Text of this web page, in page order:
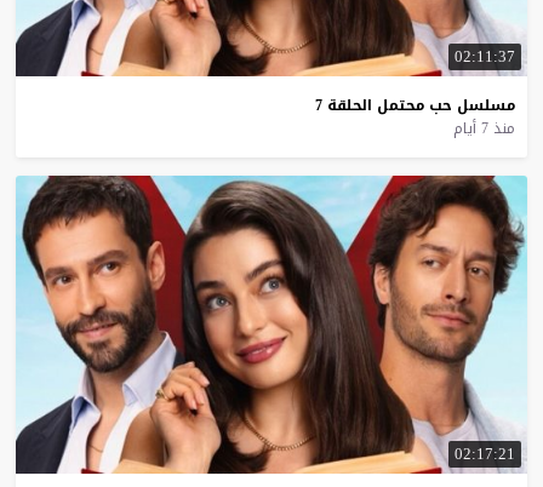
02:11:37
مسلسل حب محتمل الحلقة 7
منذ 7 أيام
02:17:21